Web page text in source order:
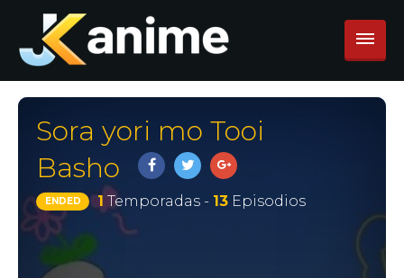
Sora yori mo Tooi
Basho
ENDED 1 Temporadas - 13Episodios